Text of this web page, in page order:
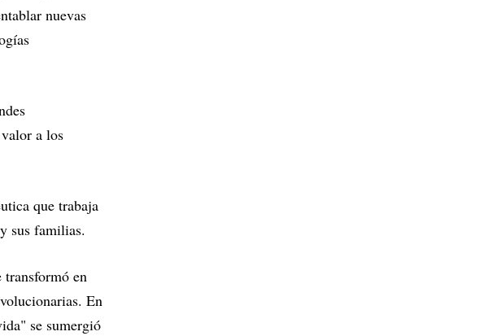
nuevas
a los
que trabaja
sus familias.
transformó en
En
se sumergió